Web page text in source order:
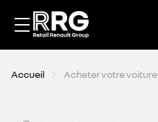
Accueil Acheter votre voiture